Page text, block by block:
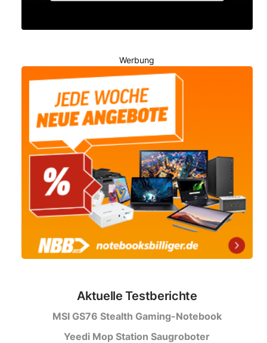
Werbung
Aktuelle Testberichte
MSI GS76 Stealth Gaming-Notebook
Yeedi Mop Station Saugroboter